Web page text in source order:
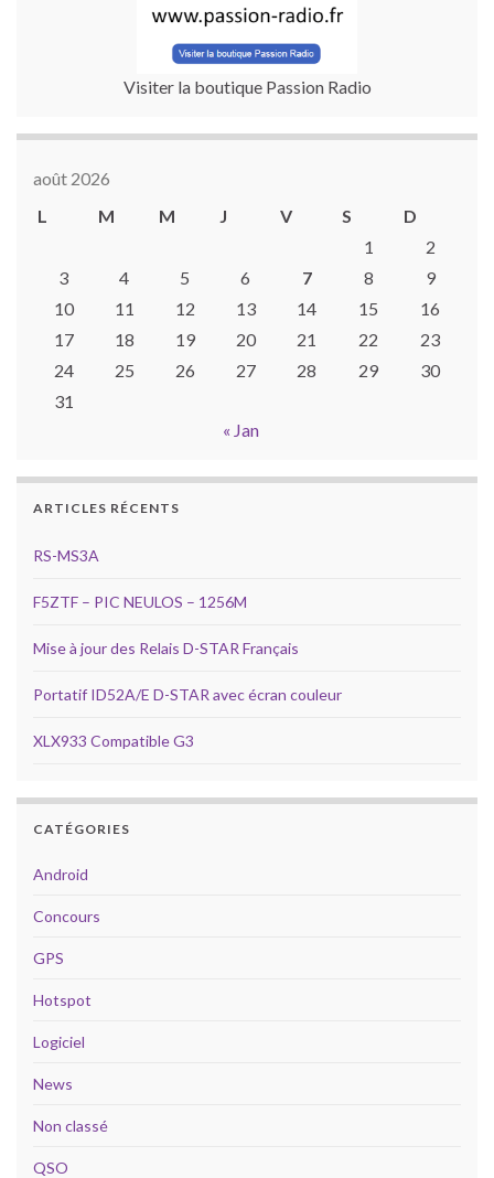
Visiter la boutique Passion Radio
août 2026
L
M M J V S
D
1
2
3
4 5 6 7 8
9
10
11 12 13 14 15
16
17
18 19 20 21 22
23
24
25 26 27 28 29
30
31
« Jan
ARTICLES RÉCENTS
RS-MS3A
F5ZTF – PIC NEULOS – 1256M
Mise à jour des Relais D-STAR Français
Portatif ID52A/E D-STAR avec écran couleur
XLX933 Compatible G3
CATÉGORIES
Android
Concours
GPS
Hotspot
Logiciel
News
Non classé
QSO